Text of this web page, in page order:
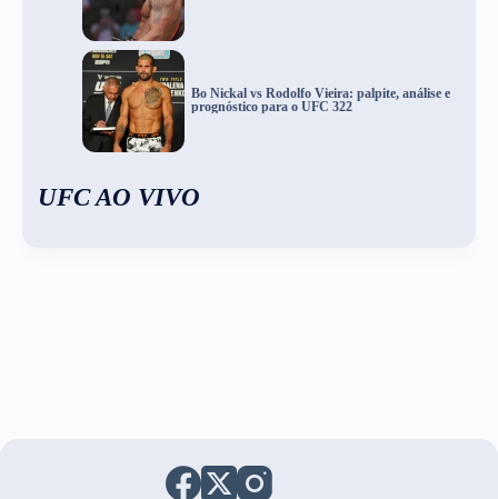
Bo Nickal vs Rodolfo Vieira: palpite, análise e
prognóstico para o UFC 322
UFC AO VIVO